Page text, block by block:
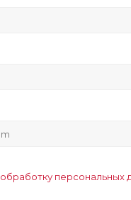
обработку персональных